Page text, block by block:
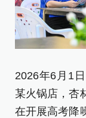
2026年6月1
某火锅店，杏
在开展高考降